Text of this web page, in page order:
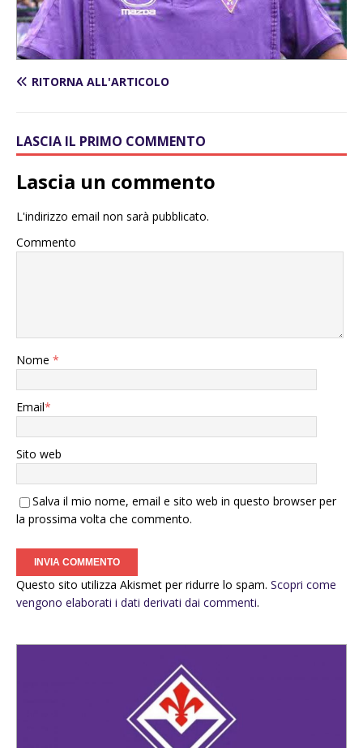
RITORNA ALL'ARTICOLO
LASCIA IL PRIMO COMMENTO
Lascia un commento
L'indirizzo email non sarà pubblicato.
Commento
Nome *
Email*
Sito web
Salva il mio nome, email e sito web in questo browser per
la prossima volta che commento.
Questo sito utilizza Akismet per ridurre lo spam. Scopri come
vengono elaborati i dati derivati dai commenti.